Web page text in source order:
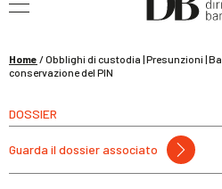
Home /Obblighi di custodia | Presunzioni |
conservazione del PIN
DOSSIER
Guarda il dossier associato